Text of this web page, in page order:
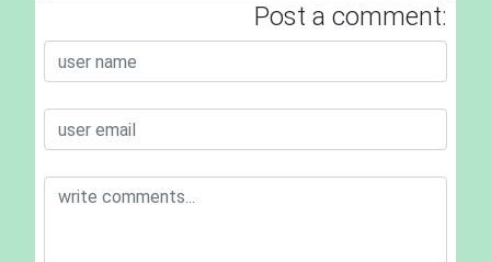
Post a comment: